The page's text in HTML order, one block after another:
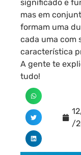
significado e
mas em
formam uma
cada uma com
característica
A gente te
tudo!
/